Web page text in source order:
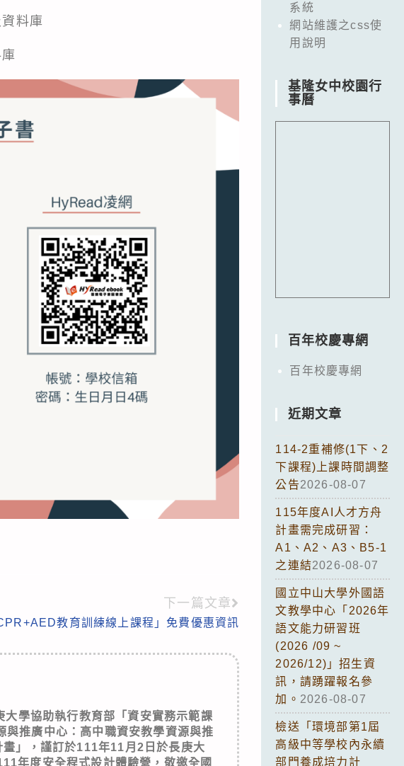
料庫
下一篇文章
教育訓練線上課程」免費優惠資訊
大學協助執行教育部「資安實務示範課
與推廣中心：高中職資安教學資源與推
畫」，謹訂於111年11月2日於長庚大
年度安全程式設計體驗營，敬邀全國
系統
網站維護之css使
用說明
基隆女中校園行
事曆
百年校慶專網
百年校慶專網
近期文章
114-2重補修(1下、2
下課程)上課時間調整
公告2026-08-07
115年度AI人才方舟
計畫需完成研習：
A1、A2、A3、B5-1
之連結2026-08-07
國立中山大學外國語
文教學中心「2026年
語文能力研習班
(2026 /09 ~
2026/12)」招生資
訊，請踴躍報名參
加。 2026-08-07
檢送「環境部第1屆
高級中等學校內永續
部門養成培力計